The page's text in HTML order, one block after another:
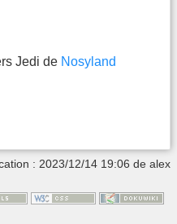
Jedi de Nosyland
: 2023/12/14 19:06 de alex